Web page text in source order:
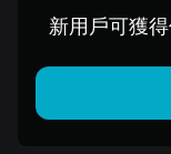
新用戶可獲